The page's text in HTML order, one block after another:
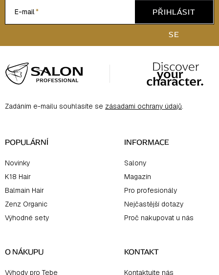
E-mail
PŘIHLÁSIT
SE
á
p
aZadáním e-mailu souhlasíte se zásadami ochrany údajů.
POPULÁRNÍ
Novinky
K18 Hair
Balmain Hair
Zenz Organic
Výhodné sety
INFORMACE
Salony
Magazín
Pro profesionály
Nejčastější dotazy
Proč nakupovat u nás
O NÁKUPU
Výhody pro Tebe
KONTAKT
Kontaktujte nás